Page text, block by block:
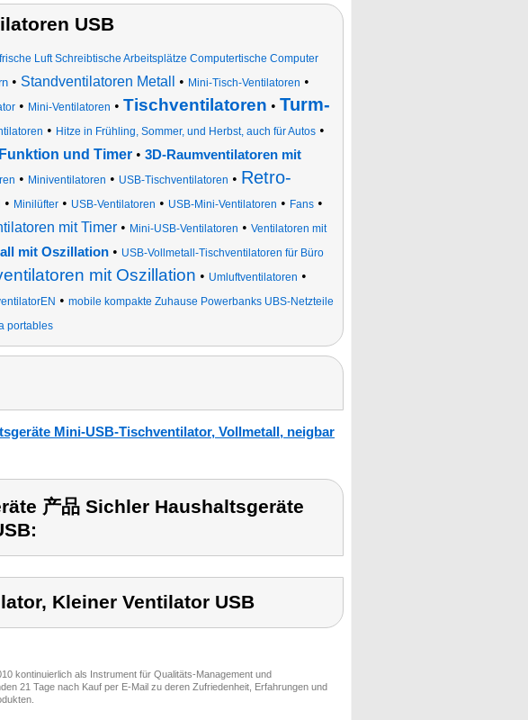
USB
Luft Schreibtische Arbeitsplätze Computertische Computer
• Standventilatoren Metall • Mini-Tisch-Ventilatoren •
• Mini-Ventilatoren • Tischventilatoren • Turm-
• Hitze in Frühling, Sommer, und Herbst, auch für Autos •
und Timer• 3D-Raumventilatoren mit
• Miniventilatoren • USB-Tischventilatoren • Retro-
• Minilüfter• USB-Ventilatoren • USB-Mini-Ventilatoren • Fans•
mit Timer• Mini-USB-Ventilatoren • Ventilatoren mit
mit Oszillation• USB-Vollmetall-Tischventilatoren für Büro
mit Oszillation • Umluftventilatoren •
• mobile kompakte Zuhause Powerbanks UBS-Netzteile
portables
Mini-USB-Tischventilator, Vollmetall, neigbar
产品 Sichler Haushaltsgeräte
Kleiner Ventilator USB
kontinuierlich als Instrument für Qualitäts-Management und
21 Tage nach Kauf per E-Mail zu deren Zufriedenheit, Erfahrungen und